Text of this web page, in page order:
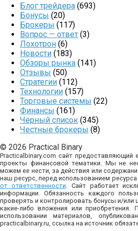
Блог трейдера (693)
Бонусы (20)
Брокеры (117)
Вопрос — ответ (3)
Лохотрон (6)
Новости (183)
Обзоры рынка (141)
Отзывы (50)
Стратегии (112)
Технологии (157)
Торговые системы (22)
Финансы (161)
Чёрный список (345)
Честные брокеры (8)
© 2026 Practical Binary
Practicalbinary.com сайт предоставляющий
проекты финансовой тематики. Мы не
можем ее нести, за действия или
наш ресурс, перед использованием
от ответственности . Сайт работает
информации. Обязанность каждого
проверять и контролировать бонусы и/или
какие-либо вложения или приобретения.
использовании материалов,
practicalbinary.ru, ссылка на источник